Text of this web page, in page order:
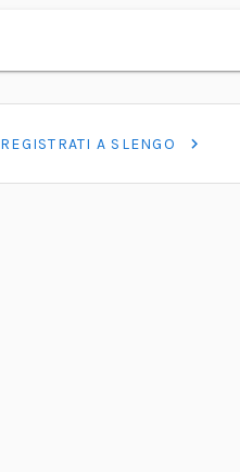
A SLENGO